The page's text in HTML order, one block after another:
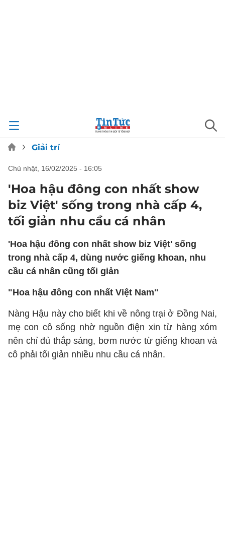
Giải trí
chủ nhật, 16/02/2025 - 16:05
'Hoa hậu đông con nhất show
biz Việt' sống trong nhà cấp 4,
tối giản nhu cầu cá nhân
'Hoa hậu đông con nhất show biz Việt' sống
trong nhà cấp 4, dùng nước giếng khoan, nhu
cầu cá nhân cũng tối giản
"Hoa hậu đông con nhất Việt Nam"
Nàng Hậu này cho biết khi về nông trại ở Đồng Nai,
mẹ con cô sống nhờ nguồn điện xin từ hàng xóm
nên chỉ đủ thắp sáng, bơm nước từ giếng khoan và
cô phải tối giản nhiều nhu cầu cá nhân.